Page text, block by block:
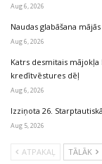
Aug 6, 2026
Naudas glabāšana
Aug 6, 2026
Katrs desmitais
kredītvēstures dēļ
Aug 6, 2026
Izziņota 26.
Aug 5, 2026
ATPAKAĻ TĀLĀK